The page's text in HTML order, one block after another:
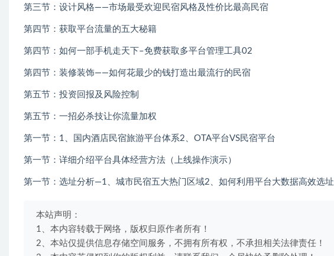
第三节：设计风格——市场最受欢迎民宿风格及性价比最高民宿
第四节：获取平台流量的五大秘籍
第四节：如何一部手机走天下–免费获取多平台管理工具02
第四节：装修装饰——如何花最少的钱打造出最流行的民宿
第五节：投资回报及风险控制
第五节：一招必杀技让你流量加权
第一节：1、国内酒店民宿旅游平台体系2、OTA平台VS民宿平台
第一节：详细介绍平台具体经营方法（上线操作演示）
第一节：选址分析—1、城市民宿五大热门区域2、如何利用平台大数据高效选址
本站声明：
1、本内容转载于网络，版权归原作者所有！
2、本站仅提供信息存储空间服务，不拥有所有权，不承担相关法律责任！